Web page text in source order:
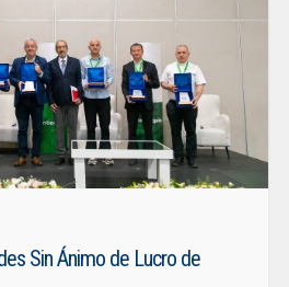
Sin Ánimo de Lucro de